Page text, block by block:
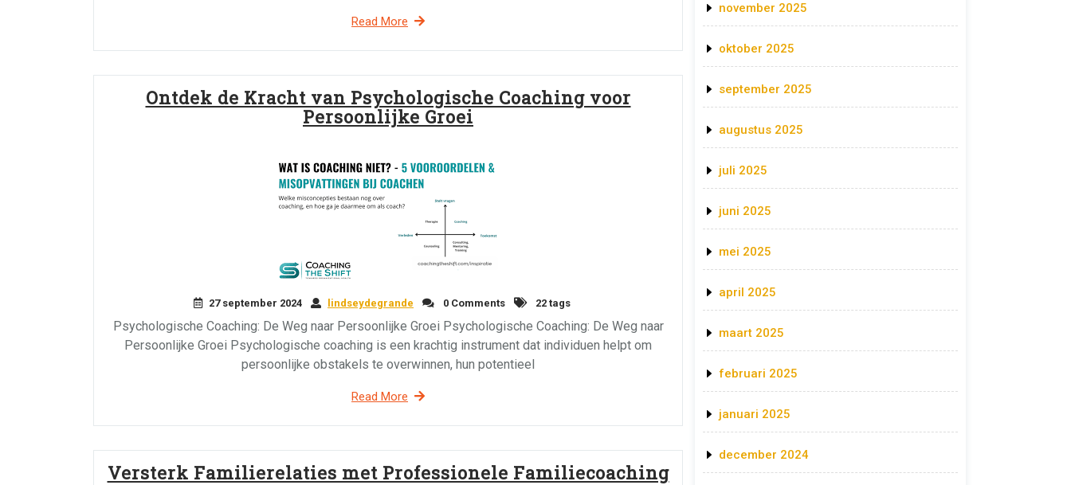
Read More
Ontdek de Kracht van Psychologische Coaching voor
Persoonlijke Groei
27 september 2024 lindseydegrande 0 Comments 22 tags
Psychologische Coaching: De Weg naar Persoonlijke Groei Psychologische Coaching: De Weg naar
Persoonlijke Groei Psychologische coaching is een krachtig instrument dat individuen helpt om
persoonlijke obstakels te overwinnen, hun potentieel
Read More
Versterk Familierelaties met Professionele Familiecoaching
november 2025
oktober 2025
september 2025
augustus 2025
juli 2025
juni 2025
mei 2025
april 2025
maart 2025
februari 2025
januari 2025
december 2024